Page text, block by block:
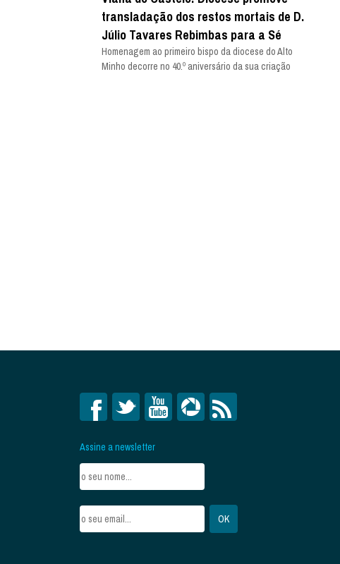
transladação dos restos mortais de D.
Júlio Tavares Rebimbas para a Sé
Homenagem ao primeiro bispo da diocese do Alto
Minho decorre no 40.º aniversário da sua criação
Assine a newsletter